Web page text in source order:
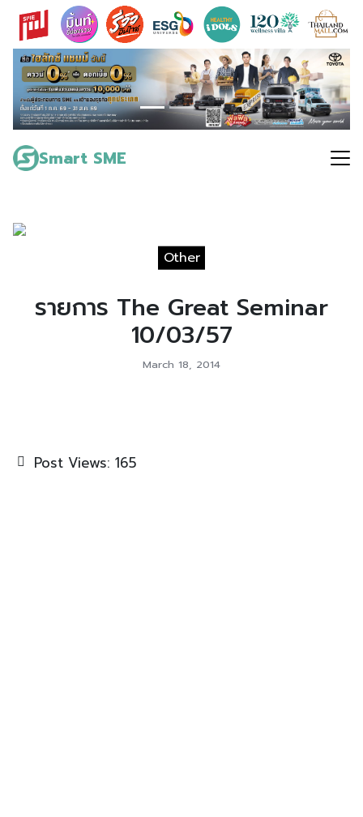
Skip
content
Smart SME
Search
for:
Other
รายการ The Great Seminar
10/03/57
March 18, 2014
Post Views: 165